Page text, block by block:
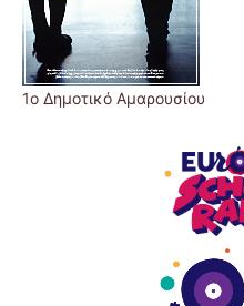
1ο Δημοτικό Αμαρουσίου